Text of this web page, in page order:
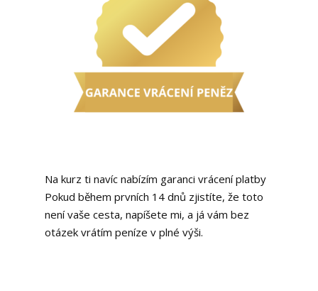
Na kurz ti navíc nabízím garanci vrácení platby
Pokud během prvních 14 dnů zjistíte, že toto
není vaše cesta, napíšete mi, a já vám bez
otázek vrátím peníze v plné výši.